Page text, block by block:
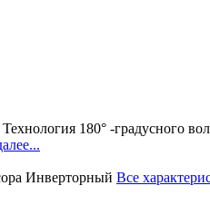
180° -градусного
Инверторный Все